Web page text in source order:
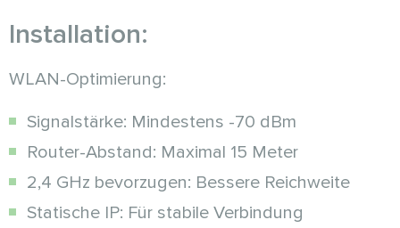
Installation:
WLAN-Optimierung:
Signalstärke: Mindestens -70 dBm
Router-Abstand: Maximal 15 Meter
2,4 GHz bevorzugen: Bessere Reichweite
Statische IP: Für stabile Verbindung